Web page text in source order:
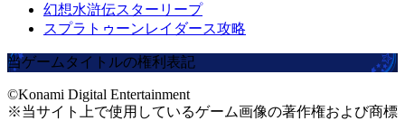
幻想水滸伝スターリープ
スプラトゥーンレイダース攻略
当ゲームタイトルの権利表記
©Konami Digital Entertainment
※当サイト上で使用しているゲーム画像の著作権および商標